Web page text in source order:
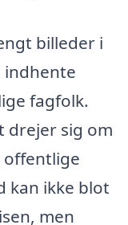
billeder i
indhente
fagfolk.
drejer sig om
kan ikke blot
men